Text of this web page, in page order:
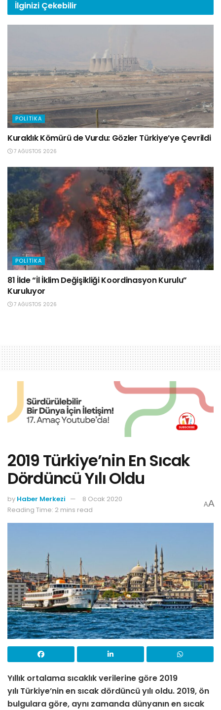
İlginizi Çekebilir
POLITIKA
Kuraklık Kömürü de Vurdu: Gözler Türkiye’ye Çevrildi
7 AĞUSTOS 2026
POLITIKA
81 İlde “İl İklim Değişikliği Koordinasyon Kurulu”
Kuruluyor
7 AĞUSTOS 2026
2019 Türkiye’nin En Sıcak
Dördüncü Yılı Oldu
by Haber Merkezi
8 Ocak 2020
Reading Time: 2 mins read
AA
Yıllık ortalama sıcaklık verilerine göre 2019
yılı Türkiye’nin en sıcak dördüncü yılı oldu. 2019, ön
bulgulara göre, aynı zamanda dünyanın en sıcak